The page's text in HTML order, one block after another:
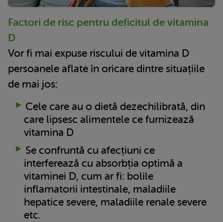
Factori de risc pentru deficitul de vitamina
D
Vor fi mai expuse riscului de vitamina D
persoanele aflate în oricare dintre situațiile
de mai jos:
Cele care au o dietă dezechilibrată, din
care lipsesc alimentele ce furnizează
vitamina D
Se confruntă cu afecțiuni ce
interferează cu absorbția optimă a
vitaminei D, cum ar fi: bolile
inflamatorii intestinale, maladiile
hepatice severe, maladiile renale severe
etc.